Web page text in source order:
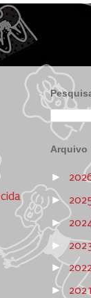
Arquivo
►
►
►
►
►
►